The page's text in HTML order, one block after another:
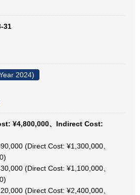
31
2024)
¥4,800,000、Indirect Cost:
(Direct Cost: ¥1,300,000、
(Direct Cost: ¥1,100,000、
(Direct Cost: ¥2,400,000、